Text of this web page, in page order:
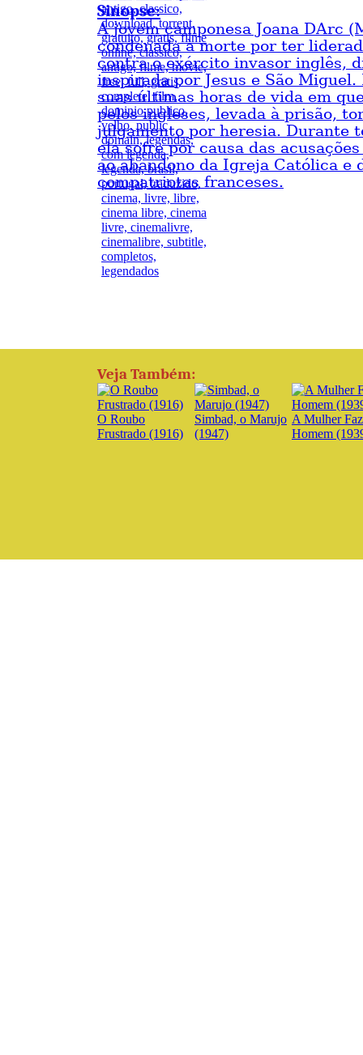
Sinopse:
A jovem camponesa Joana DArc
condenada à morte por ter
contra o exército invasor inglês,
inspirada por Jesus e São Miguel.
suas últimas horas de vida em
pelos ingleses, levada à prisão,
julgamento por heresia. Durante
ela sofre por causa das
ao abandono da Igreja Católica e
compatriotas franceses.
Veja Também:
O Roubo
Frustrado (1916)
Simbad, o Marujo
(1947)
A Mulher
Homem